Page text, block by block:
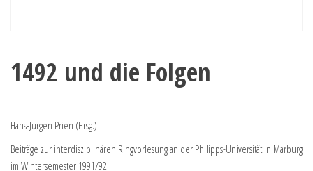
1492 und die Folgen
Hans-Jürgen Prien (Hrsg.)
Beiträge zur interdisziplinären Ringvorlesung an der Philipps-Universität in Marburg
im Wintersemester 1991/92